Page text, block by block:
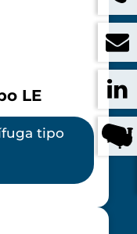
LE
tipo